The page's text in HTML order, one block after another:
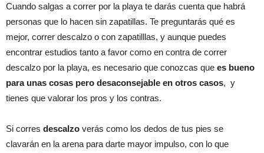
Cuando salgas a correr por la playa te darás cuenta que habrá
personas que lo hacen sin zapatillas. Te preguntarás qué es
mejor, correr descalzo o con zapatilllas, y aunque puedes
encontrar estudios tanto a favor como en contra de correr
descalzo por la playa, es necesario que conozcas que es bueno
para unas cosas pero desaconsejable en otros casos, y
tienes que valorar los pros y los contras.
Si corres descalzo verás como los dedos de tus pies se
clavarán en la arena para darte mayor impulso, con lo que